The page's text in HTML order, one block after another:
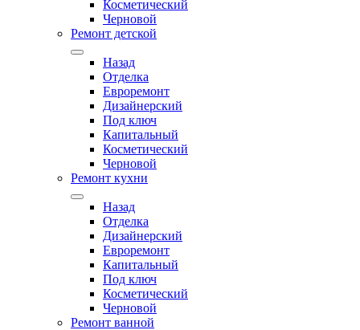
Косметический
Черновой
Ремонт детской
Назад
Отделка
Евроремонт
Дизайнерский
Под ключ
Капитальный
Косметический
Черновой
Ремонт кухни
Назад
Отделка
Дизайнерский
Евроремонт
Капитальный
Под ключ
Косметический
Черновой
Ремонт ванной